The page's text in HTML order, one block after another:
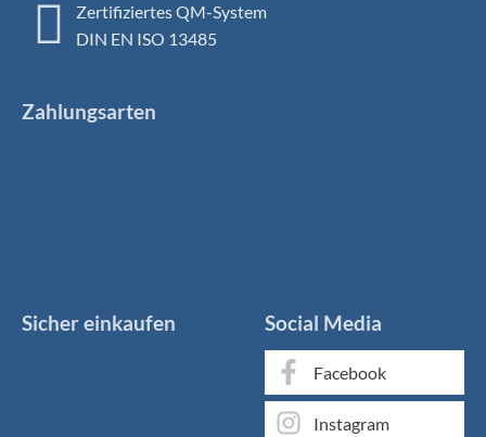
Zertifiziertes QM-System
DIN EN ISO 13485
Zahlungsarten
Sicher einkaufen Social Media
Facebook
Instagram